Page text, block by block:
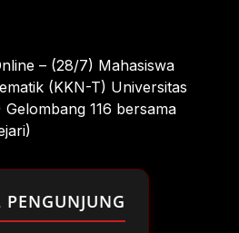
– (28/7) Mahasiswa
(KKN-T) Universitas
116 bersama
PENGUNJUNG